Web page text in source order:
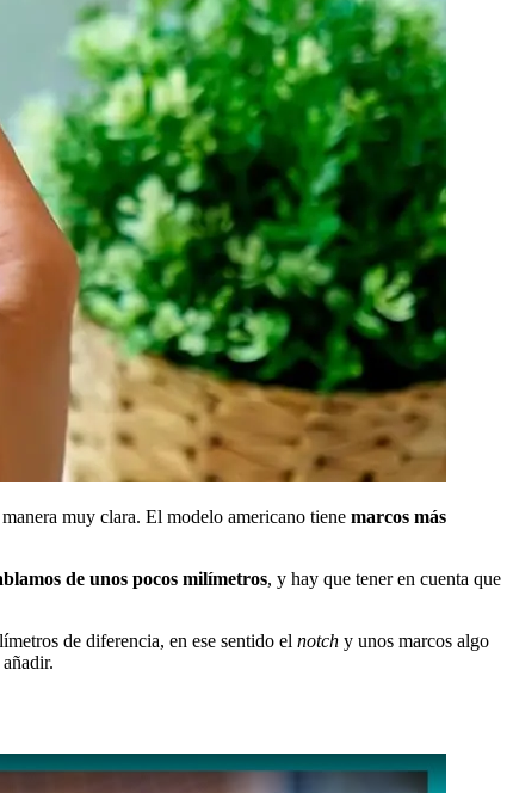
muy clara. El modelo americano tiene marcos más
de unos pocos milímetros, y hay que tener en cuenta que
de diferencia, en ese sentido el notch y unos marcos algo